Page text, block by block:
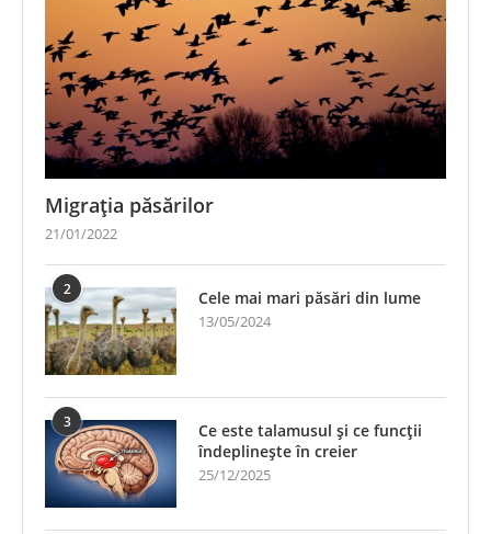
Migrația păsărilor
21/01/2022
2 Cele mai mari păsări din lume
13/05/2024
3
Ce este talamusul și ce funcții
îndeplinește în creier
25/12/2025